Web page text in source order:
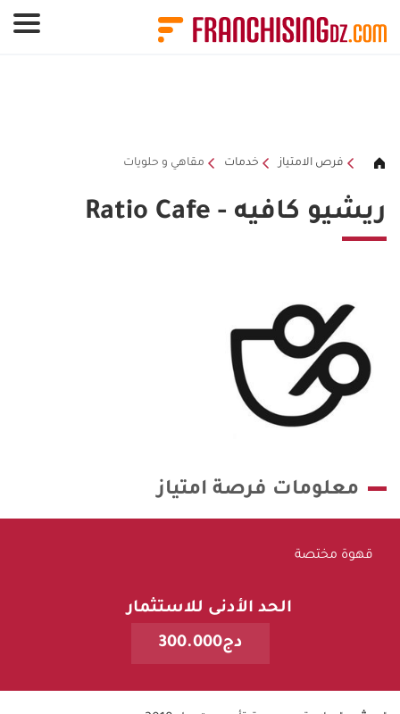
فرص الامتياز خدمات مقاهي و حلويات
ريشيو كافيه - Ratio Cafe
معلومات فرصة امتياز
قهوة مختصة
الحد الأدنى للاستثمار
دج300.000
لوحة إدارة ملفات تعريف الارتباط